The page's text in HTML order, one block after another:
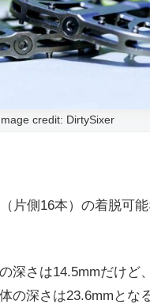
Image credit: DirtySixer
片側16本）の着脱可
深さは14.5mmだけど
の深さは23.6mmとなる